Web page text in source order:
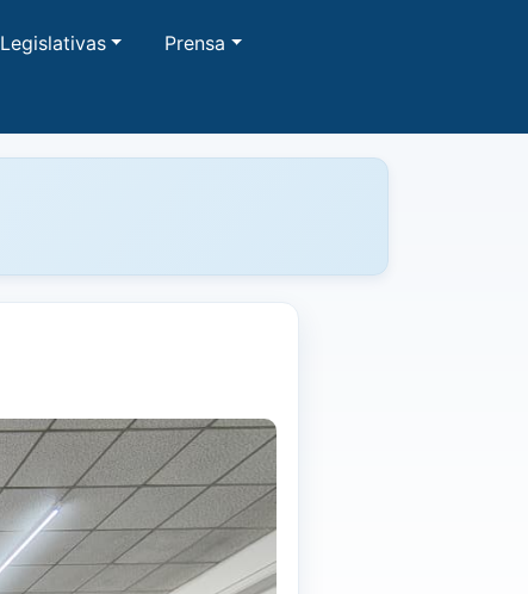
Legislativas
Prensa